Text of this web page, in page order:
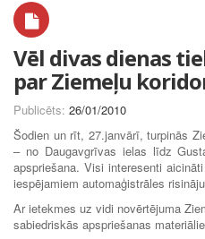
Vēl divas dienas
par Ziemeļu
Publicēts: 26/01/2010
Šodien un rīt, 27.janvārī, turpinās
– no Daugavgrīvas ielas līdz
apspriešana. Visi interesenti
iespējamiem automaģistrāles
Ar ietekmes uz vidi novērtējuma
sabiedriskās apspriešanas